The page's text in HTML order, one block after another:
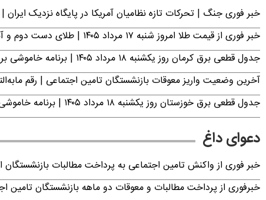
خبر فوری جنگ | تحرکات تازه نظامیان آمریکا در پایگاه نزدیک ایران
خبر فوری از قیمت طلا امروز شنبه ۱۷ مرداد ۱۴۰۵ | طلای دست دوم و آبشده چند؟
جدول قطعی برق کرمان روز یکشنبه ۱۸ مرداد ۱۴۰۵ | برنامه خاموشی برق کرمان اعلام شد
آخرین وضعیت واریز معوقات بازنشستگان تامین اجتماعی | رقم
جدول قطعی برق خوزستان روز یکشنبه ۱۸ مرداد ۱۴۰۵ | برنامه خاموشی برق اهواز اعلام شد
دعوای داغ
خبر فوری از واکنش تامین اجتماعی به پرداخت مطالبات بازنشستگان امروز جمعه
خبرفوری از پرداخت مطالبات و معوقات دو ماهه بازنشستگان تامین